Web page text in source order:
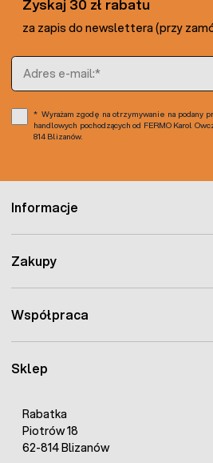
Sklep
Rabatka
Piotrów 18
62-814 Blizanów
Informacje
Zakupy
Współpraca
Zyskaj 30 zł rabatu
za zapis do newslettera (przy
Adres e-mail
Wyrażam zgodę na otrzymywanie na
handlowych pochodzących od FERMO Karol
814 Blizanów.